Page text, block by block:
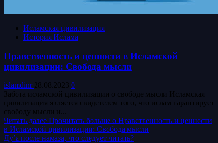
Исламская цивилизация
История Ислама
Нравственность и ценности в Исламской
цивилизации: Свобода мысли
islamdinr 28.08.2023 0
Забота исламской цивилизации о свободе мысли Исламская
цивилизация является свидетелем того, что ислам гарантирует
свободу мысли и...
Читать далее Прочитать больше о Нравственность и ценности
в Исламской цивилизации: Свобода мысли
Ду’а после намаза, что следует читать?